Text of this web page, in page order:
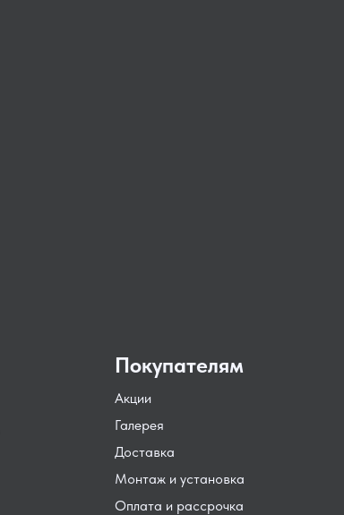
Монтаж и установка
Доставка
Оплата и рассрочка
Акции
Галерея
Покупателям